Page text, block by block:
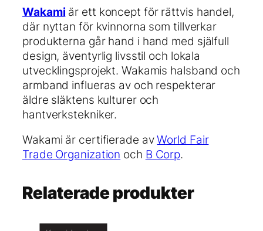
m
ä
n
g
d
Wakami är ett koncept för rättvis handel,
där nyttan för kvinnorna som tillverkar
produkterna går hand i hand med själfull
design, äventyrlig livsstil och lokala
utvecklingsprojekt. Wakamis halsband och
armband influeras av och respekterar
äldre släktens kulturer och
hantverkstekniker.
Wakami är certifierade avWorld Fair
Trade Organization och B Corp.
Relaterade produkter